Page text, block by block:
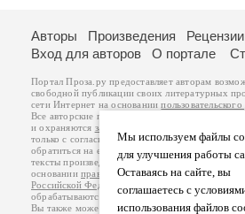
Мы используем файлы
для улучшения работы
Оставаясь на сайте, вы
соглашаетесь с
использования файлов
Авторы Произведения Рецензии
Вход для авторов
О портале
Портал Проза.ру предоставляет авторам
свободной публикации своих литературных
сети Интернет на основании
Все авторские права на произведения
и охраняются законом
. Перепечатка
только с согласия его автора, к которому вы
обратиться на его авторской странице.
тексты произведений авторы несут
основанииправил публикациии
Российской Федерации
обрабатываются на основанииПолитики
Вы также можете посмотреть более